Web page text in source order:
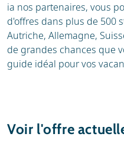
ia nos partenaires, vous
d'offres dans plus de 500
Autriche, Allemagne,
de grandes chances que
guide idéal pour vos
Voir l'offre